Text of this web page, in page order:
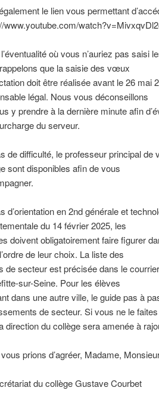
le lien vous permettant
www.youtube.com/
où vous n’auriez pas
que la saisie des vœux
doit être réalisée avant le 26 mai
légal. Nous vous déconseillons
y prendre à la dernière minute afin
du serveur.
de difficulté, le professeur principal de
sont disponibles afin de vous
d’orientation en 2nd générale et
du 14 février 2025, les
doivent obligatoirement faire figurer
de leur choix. La liste des
de secteur est précisée dans le
sur-Seine. Pour les élèves
dans une autre ville, le guide pas à
de secteur. Si vous ne le faites
direction du collège sera amenée à
prions d’agréer, Madame,
du collège Gustave Courbet